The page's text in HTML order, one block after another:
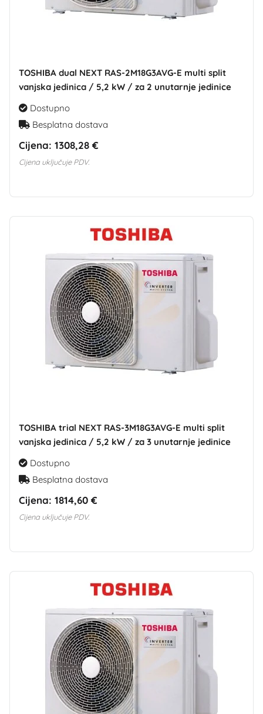
TOSHIBA dual NEXT RAS-2M18G3AVG-E multi split
vanjska jedinica / 5,2 kW / za 2 unutarnje jedinice
Dostupno
Besplatna dostava
Cijena: 1308,28 €
Cijena uključuje PDV.
TOSHIBA trial NEXT RAS-3M18G3AVG-E multi split
vanjska jedinica / 5,2 kW / za 3 unutarnje jedinice
Dostupno
Besplatna dostava
Cijena: 1814,60 €
Cijena uključuje PDV.